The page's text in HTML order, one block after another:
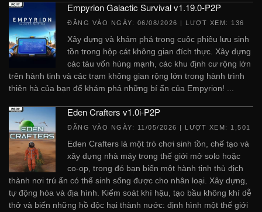
Empyrion Galactic Survival v1.19.0-P2P
ĐĂNG VÀO NGÀY: 06/08/2026 | LƯỢT XEM: 136
Xây dựng và khám phá trong cuộc phiêu lưu sinh
tồn trong hộp cát không gian đích thực. Xây dựng
các tàu vốn hùng mạnh, các khu định cư rộng lớn
trên hành tinh và các trạm không gian rộng lớn trong hành trình
thiên hà của bạn để khám phá những bí ẩn của Empyrion! ...
Eden Crafters v1.0i-P2P
ĐĂNG VÀO NGÀY: 11/05/2026 | LƯỢT XEM: 1,501
Eden Crafters là một trò chơi sinh tồn, chế tạo và
xây dựng nhà máy trong thế giới mở solo hoặc
co-op, trong đó bạn biến một hành tinh thù địch
thành nơi trú ẩn có thể sinh sống được cho nhân loại. Xây dựng,
tự động hóa và địa hình. Kiểm soát khí hậu, tạo bầu không khí dễ
thở và biến những hồ độc hại thành nước: định hình một thế giới